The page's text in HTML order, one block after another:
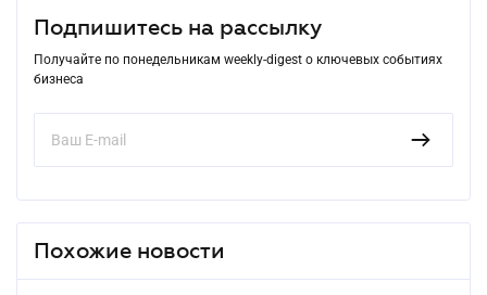
Подпишитесь на рассылку
Получайте по понедельникам weekly-digest о ключевых событиях
бизнеса
Похожие новости